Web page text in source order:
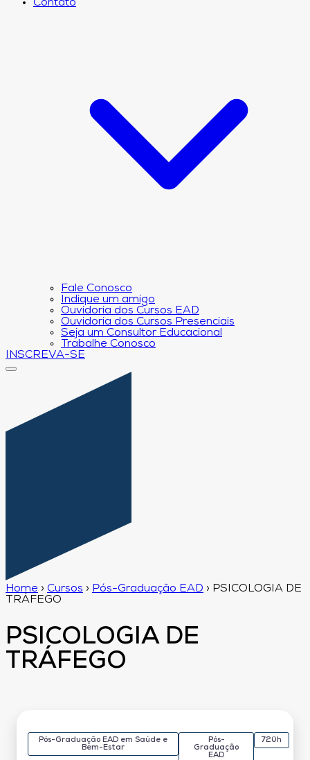
Contato
Fale Conosco
Indique um amigo
Ouvidoria dos Cursos EAD
Ouvidoria dos Cursos Presenciais
Seja um Consultor Educacional
Trabalhe Conosco
INSCREVA-SE
Home › Cursos › Pós-Graduação EAD › PSICOLOGIA DE
TRÁFEGO
PSICOLOGIA DE
TRÁFEGO
Pós-Graduação EAD em Saúde e
Bem-Estar
Pós-
Graduação
EAD
720h